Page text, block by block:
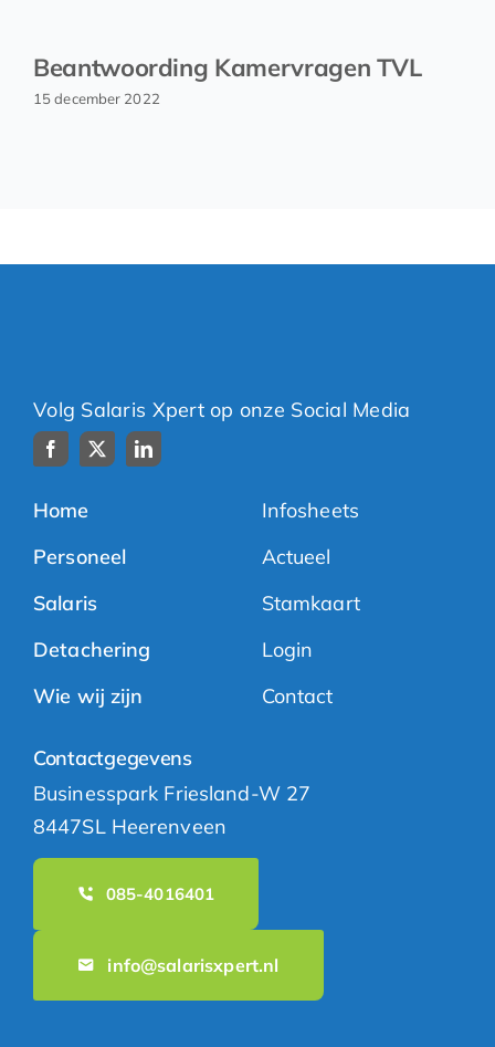
Beantwoording Kamervragen TVL
15 december 2022
Volg Salaris Xpert op onze Social Media
Home
Personeel
Salaris
Detachering
Wie wij zijn
Infosheets
Actueel
Stamkaart
Login
Contact
Contactgegevens
Businesspark Friesland-W 27
8447SL Heerenveen
085-4016401
info@salarisxpert.nl